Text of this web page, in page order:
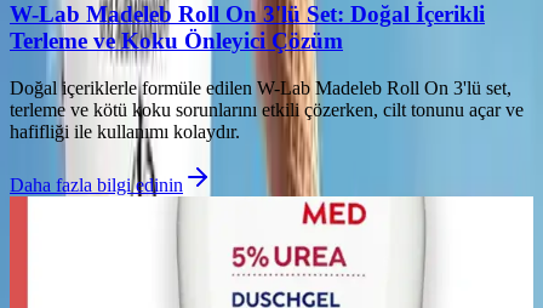
W-Lab Madeleb Roll On 3'lü Set: Doğal İçerikli
Terleme ve Koku Önleyici Çözüm
Doğal içeriklerle formüle edilen W-Lab Madeleb Roll On 3'lü set,
terleme ve kötü koku sorunlarını etkili çözerken, cilt tonunu açar ve
hafifliği ile kullanımı kolaydır.
Daha fazla bilgi edinin